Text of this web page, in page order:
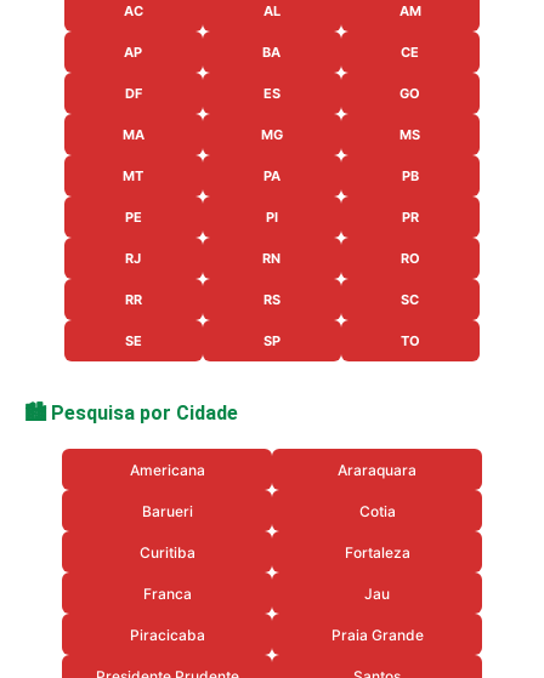
AC AL AM
AP BA CE
DF ES GO
MA MG MS
MT PA PB
PE PI PR
RJ RN RO
RR RS SC
SE SP TO
🏙️ Pesquisa por Cidade
Americana Araraquara
Barueri Cotia
Curitiba Fortaleza
Franca Jau
Piracicaba Praia Grande